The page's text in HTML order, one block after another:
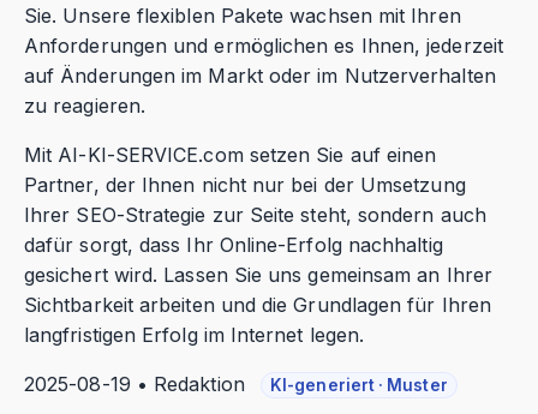
Sie. Unsere flexiblen Pakete wachsen mit Ihren
Anforderungen und ermöglichen es Ihnen, jederzeit
auf Änderungen im Markt oder im Nutzerverhalten
zu reagieren.
Mit AI-KI-SERVICE.com setzen Sie auf einen
Partner, der Ihnen nicht nur bei der Umsetzung
Ihrer SEO-Strategie zur Seite steht, sondern auch
dafür sorgt, dass Ihr Online-Erfolg nachhaltig
gesichert wird. Lassen Sie uns gemeinsam an Ihrer
Sichtbarkeit arbeiten und die Grundlagen für Ihren
langfristigen Erfolg im Internet legen.
2025-08-19 • Redaktion KI-generiert · Muster